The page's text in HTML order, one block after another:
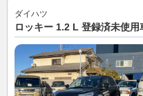
ダイハツ
ロッキー 1.2 L 登録済未使用